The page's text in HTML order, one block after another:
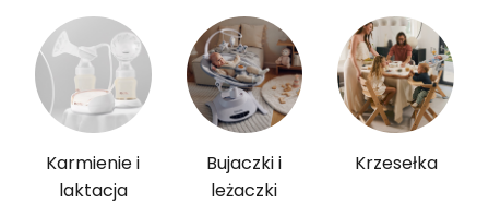
Karmienie i
laktacja
Bujaczki i
leżaczki
Krzesełka